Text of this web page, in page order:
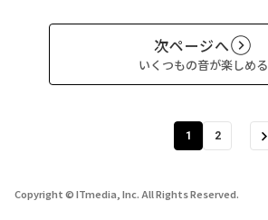
次ページへ
いくつもの音が楽しめる
1 2
Copyright © ITmedia, Inc. All Rights Reserved.